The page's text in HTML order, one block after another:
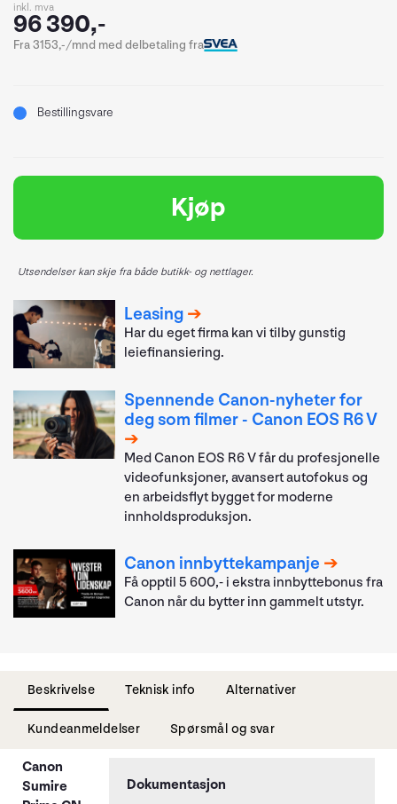
inkl. mva
96 390,-
Fra 3153,-/mnd med delbetaling fra
Bestillingsvare
Kjøp
Utsendelser kan skje fra både butikk- og nettlager.
Leasing
Har du eget firma kan vi tilby gunstig
leiefinansiering.
Spennende Canon-nyheter for
deg som filmer - Canon EOS R6 V
Med Canon EOS R6 V får du profesjonelle
videofunksjoner, avansert autofokus og
en arbeidsflyt bygget for moderne
innholdsproduksjon.
Canon innbyttekampanje
Få opptil 5 600,- i ekstra innbyttebonus fra
Canon når du bytter inn gammelt utstyr.
Beskrivelse Teknisk info Alternativer
Kundeanmeldelser Spørsmål og svar
Canon
Sumire